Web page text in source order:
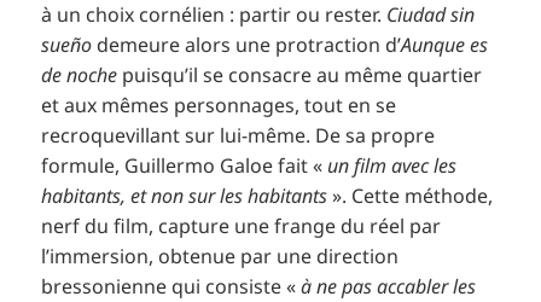
à un choix cornélien : partir ou rester. Ciudad sin
sueño demeure alors une protraction d’Aunque es
de noche puisqu’il se consacre au même quartier
et aux mêmes personnages, tout en se
recroquevillant sur lui-même. De sa propre
formule, Guillermo Galoe fait « un film avec les
habitants, et non sur les habitants». Cette méthode,
nerf du film, capture une frange du réel par
l’immersion, obtenue par une direction
bressonienne qui consiste «à ne pas accabler les